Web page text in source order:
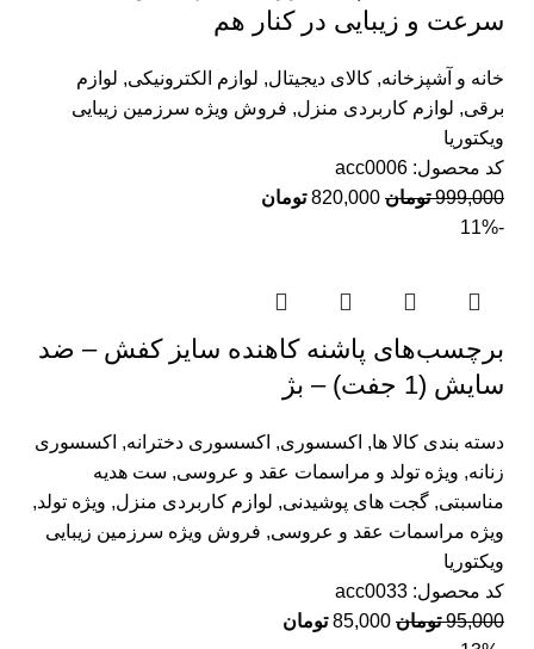
سرعت و زیبایی در کنار هم
خانه و آشپزخانه, کالای دیجیتال, لوازم الکترونیکی, لوازم
برقی, لوازم کاربردی منزل, فروش ویژه سرزمین زیبایی
ویکتوریا
کد محصول: acc0006
999,000 تومان 820,000 تومان
-11%
برچسب‌های پاشنه کاهنده سایز کفش – ضد
سایش (1 جفت) – بژ
دسته بندی کالا ها, اکسسوری, اکسسوری دخترانه, اکسسوری
زنانه, ویژه تولد و مراسمات عقد و عروسی, ست هدیه
مناسبتی, گجت های پوشیدنی, لوازم کاربردی منزل, ویژه تولد,
ویژه مراسمات عقد و عروسی, فروش ویژه سرزمین زیبایی
ویکتوریا
کد محصول: acc0033
95,000 تومان 85,000 تومان